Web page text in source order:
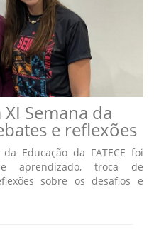
Semana da
e reflexões
Educação da FATECE foi
aprendizado, troca de
sobre os desafios e